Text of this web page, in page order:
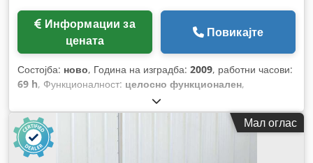
цената
Повикајте
Состојба: ново, Година на изградба: 2009, работни часови:
69 h, Функционалност: целосно функционален,
Мал оглас